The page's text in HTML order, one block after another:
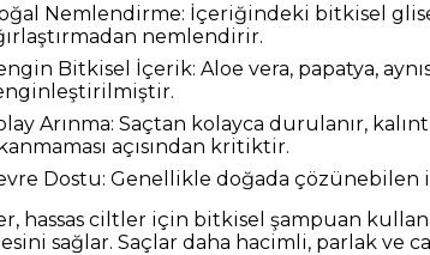
Nemlendirme: İçeriğindeki bitkisel
nemlendirir.
Bitkisel İçerik: Aloe vera, papatya,
Arınma: Saçtan kolayca durulanır,
açısından kritiktir.
Dostu: Genellikle doğada çözünebilen
hassas ciltler için bitkisel şampuan
sağlar. Saçlar daha hacimli, parlak ve